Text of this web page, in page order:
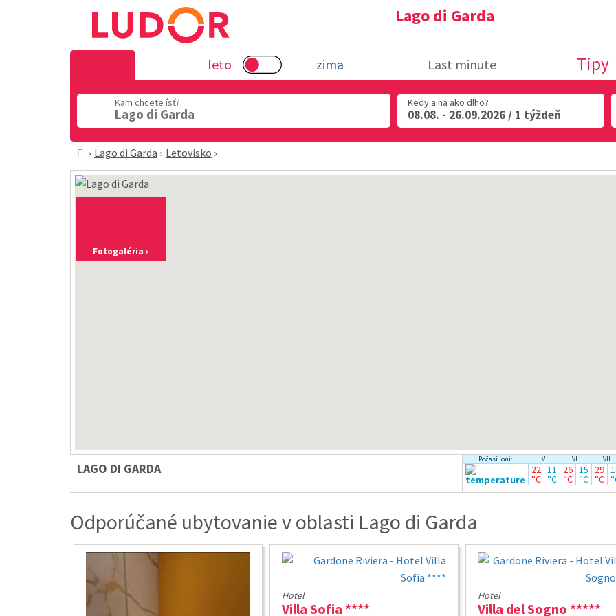
Fotogaléria ›
Lago di Garda
leto zima Last minute Tipy
Kam chcete ísť?
Lago di Garda
Kedy a na ako dlho?
08.08. - 26.09.2026 / 1 týždeň
Lago di Garda Letovisko
LAGO DI GARDA
Počasí loni: V. VI. VII.
22
°C
11
°C
26
°C
15
°C
29
°C
Odporúčané ubytovanie v oblasti Lago di Garda
Hotel
Villa Sofia ****
Hotel
Villa del Sogno *****